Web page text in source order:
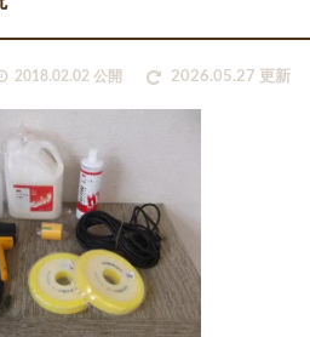
2018.02.02 公開 2026.05.27 更新